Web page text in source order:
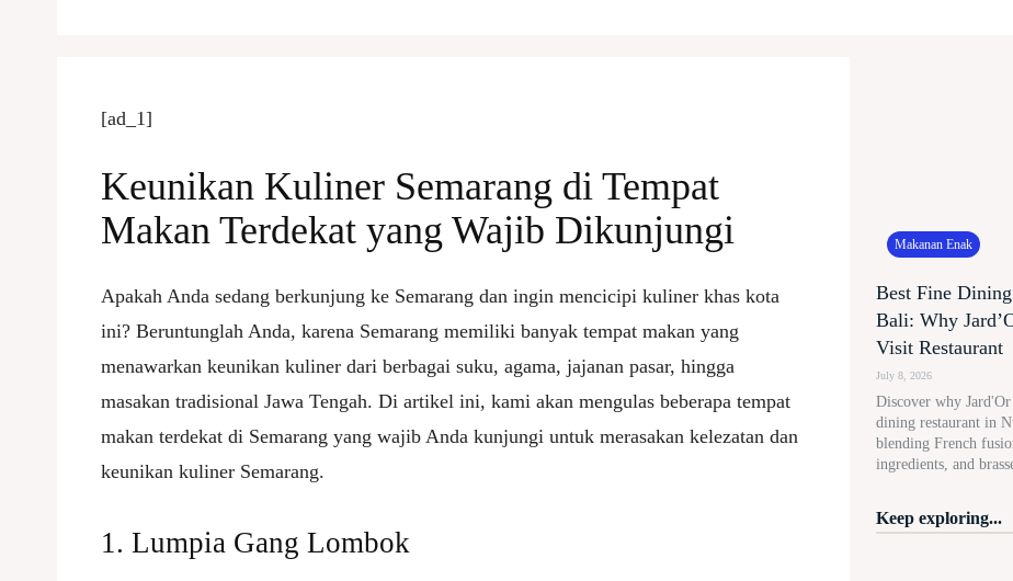
[ad_1]
Keunikan Kuliner Semarang di Tempat
Makan Terdekat yang Wajib Dikunjungi
Apakah Anda sedang berkunjung ke Semarang dan ingin mencicipi kuliner khas kota
ini? Beruntunglah Anda, karena Semarang memiliki banyak tempat makan yang
menawarkan keunikan kuliner dari berbagai suku, agama, jajanan pasar, hingga
masakan tradisional Jawa Tengah. Di artikel ini, kami akan mengulas beberapa tempat
makan terdekat di Semarang yang wajib Anda kunjungi untuk merasakan kelezatan dan
keunikan kuliner Semarang.
1. Lumpia Gang Lombok
Makanan Enak
Best Fine
Bali: Why
Visit Restaurant
July 8, 2026
Discover why
dining restaurant in
blending French
ingredients, and
Keep exploring...